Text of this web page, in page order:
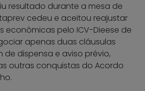
resultado durante a mesa de
cedeu e aceitou reajustar
econômicas pelo ICV-Dieese de
apenas duas cláusulas
de dispensa e aviso prévio,
outras conquistas do Acordo